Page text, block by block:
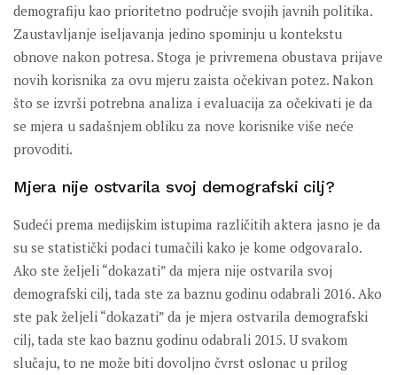
demografiju kao prioritetno područje svojih javnih politika.
Zaustavljanje iseljavanja jedino spominju u kontekstu
obnove nakon potresa. Stoga je privremena obustava prijave
novih korisnika za ovu mjeru zaista očekivan potez. Nakon
što se izvrši potrebna analiza i evaluacija za očekivati je da
se mjera u sadašnjem obliku za nove korisnike više neće
provoditi.
Mjera nije ostvarila svoj demografski cilj?
Sudeći prema medijskim istupima različitih aktera jasno je da
su se statistički podaci tumačili kako je kome odgovaralo.
Ako ste željeli “dokazati” da mjera nije ostvarila svoj
demografski cilj, tada ste za baznu godinu odabrali 2016. Ako
ste pak željeli “dokazati” da je mjera ostvarila demografski
cilj, tada ste kao baznu godinu odabrali 2015. U svakom
slučaju, to ne može biti dovoljno čvrst oslonac u prilog